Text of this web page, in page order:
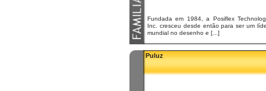
Fundada em 1984, a Posiflex
Inc. cresceu desde então para ser um
mundial no desenho e [...]
Puluz